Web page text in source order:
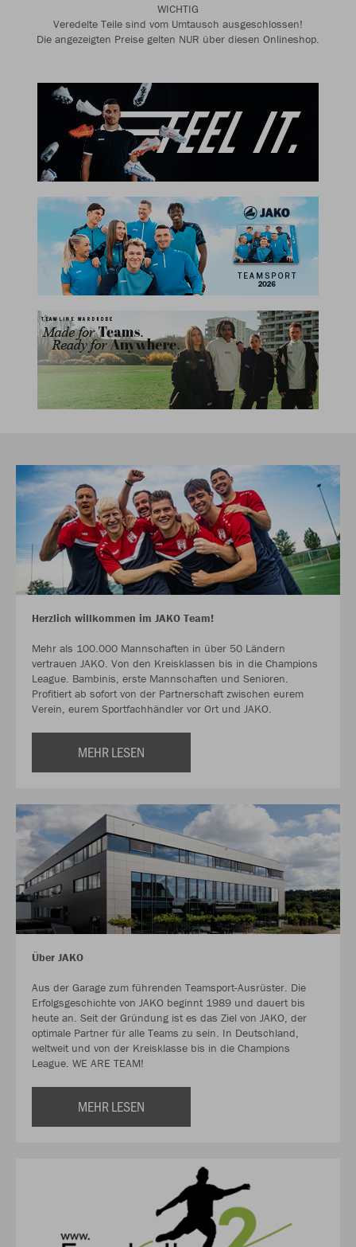
WICHTIG
Veredelte Teile sind vom Umtausch ausgeschlossen!
Die angezeigten Preise gelten NUR über diesen Onlineshop.
Herzlich willkommen im JAKO Team!
Mehr als 100.000 Mannschaften in über 50 Ländern
vertrauen JAKO. Von den Kreisklassen bis in die Champions
League. Bambinis, erste Mannschaften und Senioren.
Profitiert ab sofort von der Partnerschaft zwischen eurem
Verein, eurem Sportfachhändler vor Ort und JAKO.
MEHR LESEN
Über JAKO
Aus der Garage zum führenden Teamsport-Ausrüster. Die
Erfolgsgeschichte von JAKO beginnt 1989 und dauert bis
heute an. Seit der Gründung ist es das Ziel von JAKO, der
optimale Partner für alle Teams zu sein. In Deutschland,
weltweit und von der Kreisklasse bis in die Champions
League. WE ARE TEAM!
MEHR LESEN